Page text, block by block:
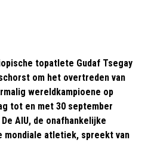
topatlete Gudaf Tsegay
om het overtreden van
wereldkampioene op
tot en met 30 september
AIU, de onafhankelijke
atletiek, spreekt van